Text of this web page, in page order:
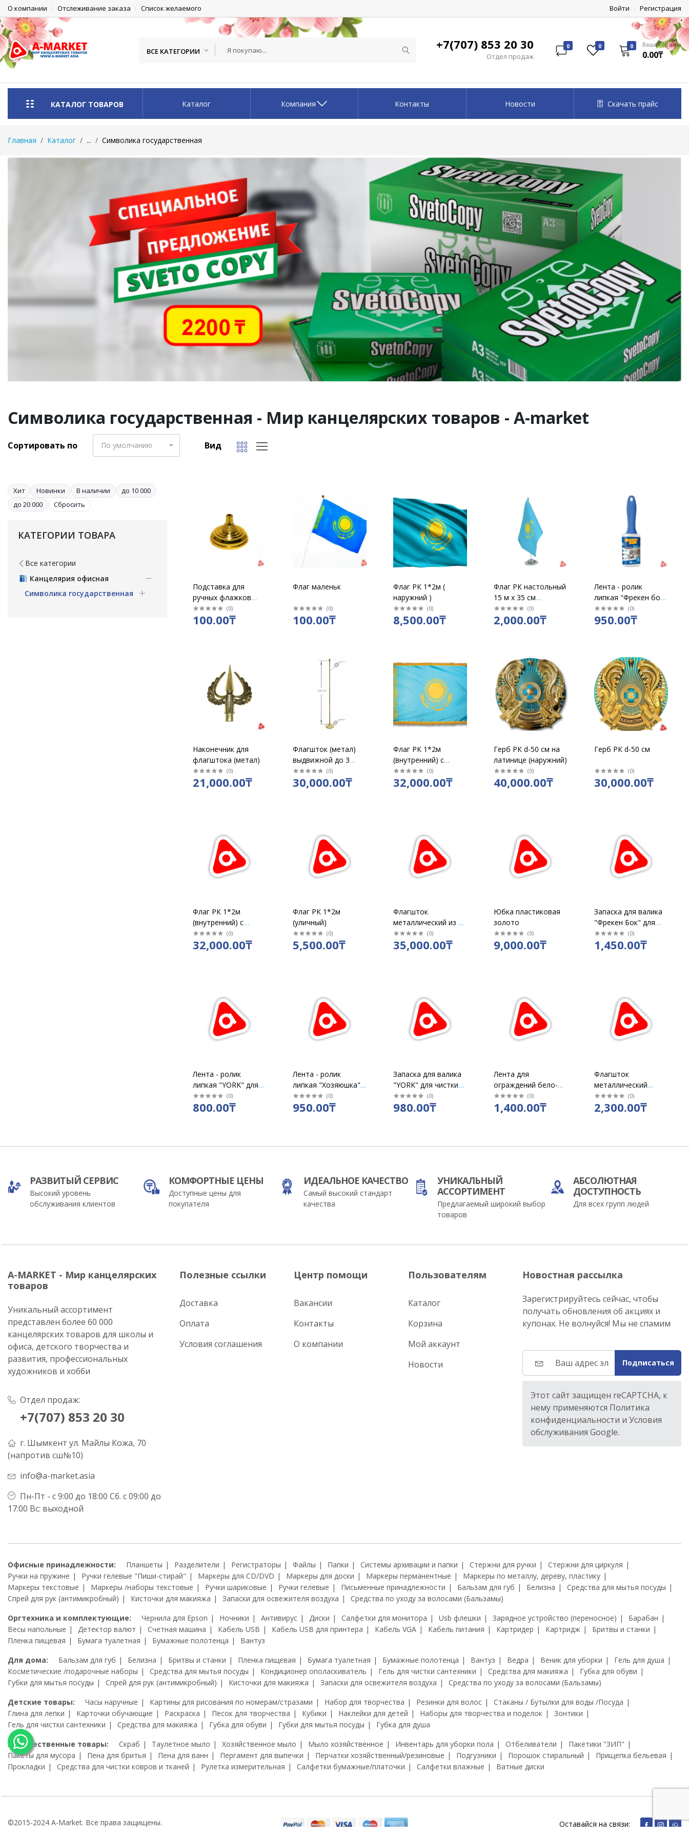
О компании Отслеживание заказа Список желаемого Войти Регистрация
ВСЕ КАТЕГОРИИ +7(707) 853 20 30
Отдел продаж
0 0 0 Ваша корзина
0.00₸
КАТАЛОГ ТОВАРОВ Каталог Компания Контакты Новости Скачать прайс
Главная Каталог ... Символика государственная
Символика государственная - Мир канцелярских товаров - A-market
Сортировать по По умолчанию Вид
Хит Новинки В наличии
до 10 000
до 20 000
Сбросить
КАТЕГОРИИ ТОВАРА
Все категории
Канцелярия офисная
Символика государственная
Подставка для
ручных флажков
круглая пластик
(0)
100.00₸
Флаг маленьк
(0)
100.00₸
Флаг РК 1*2м (
наружний )
(0)
8,500.00₸
Флаг РК настольный
15 м х 35 см
Казахстан
(0)
2,000.00₸
Лента - ролик
липкая "Фрекен бок"
для чистки одежды /
5 м, 36 листов
(0)
950.00₸
Наконечник для
флагштока (метал)
(0)
21,000.00₸
Флагшток (метал)
выдвижной до 3
метров
(0)
30,000.00₸
Флаг РК 1*2м
(внутренний) с
апликацией
(0)
32,000.00₸
Герб РК d-50 см на
латинице (наружний)
(0)
40,000.00₸
Герб РК d-50 см
(0)
30,000.00₸
Флаг РК 1*2м
(внутренний) с
апликацией
(0)
32,000.00₸
Флаг РК 1*2м
(уличный)
(0)
5,500.00₸
Флагшток
металлический из 2х
частей (металл
плотный)
(0)
35,000.00₸
Юбка пластиковая
золото
(0)
9,000.00₸
Запаска для валика
"Фрекен Бок" для
чистки одежды /уп 2
шт / 36л х 5м / 5396
(0)
1,450.00₸
Лента - ролик
липкая "YORK" для
чистки одежды /20
листов/ 068100
(0)
800.00₸
Лента - ролик
липкая "Хозяюшка"
для чистки одежды/
47003
(0)
950.00₸
Запаска для валика
"YORK" для чистки
одежды /уп 2 шт
/068010
(0)
980.00₸
Лента для
ограждений бело-
красная "LIT"
инструмент
(0)
1,400.00₸
Флагшток
металлический
настольный
одинарный
(0)
2,300.00₸
РАЗВИТЫЙ СЕРВИС
Высокий уровень
обслуживания клиентов
КОМФОРТНЫЕ ЦЕНЫ
Доступные цены для
покупателя
ИДЕАЛЬНОЕ КАЧЕСТВО
Самый высокий стандарт
качества
УНИКАЛЬНЫЙ
АССОРТИМЕНТ
Предлагаемый широкий выбор
товаров
АБСОЛЮТНАЯ
ДОСТУПНОСТЬ
Для всех групп людей
A-MARKET - Мир канцелярских
товаров
Уникальный ассортимент
представлен более 60 000
канцелярских товаров для школы и
офиса, детского творчества и
развития, профессиональных
художников и хобби
Отдел продаж:
+7(707) 853 20 30
г. Шымкент ул. Майлы Кожа, 70
(напротив сш№10)
info@a-market.asia
Пн-Пт - с 9:00 до 18:00 Сб. с 09:00 до
17:00 Вс: выходной
Полезные ссылки
Доставка
Оплата
Условия соглашения
Центр помощи
Вакансии
Контакты
О компании
Пользователям
Каталог
Корзина
Мой аккаунт
Новости
Новостная рассылка
Зарегистрируйтесь сейчас, чтобы
получать обновления об акциях и
купонах. Не волнуйся! Мы не спамим
Подписаться
Этот сайт защищен reCAPTCHA, к
нему применяются Политика
конфиденциальности и Условия
обслуживания Google.
Офисные принадлежности: Планшеты Разделители Регистраторы Файлы Папки Системы архивации и папки Стержни для ручки
Стержни для циркуля
Ручки на пружине
Ручки гелевые "Пиши-стирай" Маркеры для CD/DVD Маркеры для доски Маркеры перманентные
Маркеры по металлу, дереву, пластику
Маркеры текстовые
Маркеры /наборы текстовые Ручки шариковые Ручки гелевые Письменные принадлежности Бальзам для губ Белизна
Средства для мытья посуды
Спрей для рук (антимикробный)
Кисточки для макияжа Запаски для освежителя воздуха
Средства по уходу за волосами (Бальзамы)
Оргтехника и комплектующие:
Чернила для Epson Ночники Антивирус Диски Салфетки для монитора Usb флешки Зарядное устройство (переносное)
Барабан
Весы напольные
Детектор валют Счетная машина Кабель USB Кабель USB для принтера Кабель VGA Кабель питания Картридер Картридж
Бритвы и станки
Пленка пищевая
Бумага туалетная Бумажные полотенца
Вантуз
Для дома:
Бальзам для губ Белизна Бритвы и станки Пленка пищевая Бумага туалетная Бумажные полотенца Вантуз Ведра Веник для уборки
Гель для душа
Косметические /подарочные наборы
Средства для мытья посуды Кондиционер ополаскиватель Гель для чистки сантехники Средства для макияжа
Губка для обуви
Губки для мытья посуды
Спрей для рук (антимикробный) Кисточки для макияжа Запаски для освежителя воздуха
Средства по уходу за волосами (Бальзамы)
Детские товары:
Часы наручные Картины для рисования по номерам/стразами Набор для творчества Резинки для волос
Стаканы / Бутылки для воды /Посуда
Глина для лепки
Карточки обучающие Раскраска Песок для творчества Кубики Наклейки для детей Наборы для творчества и поделок
Зонтики
Гель для чистки сантехники
Средства для макияжа Губка для обуви Губки для мытья посуды
Губка для душа
Художественные товары:
Скраб Таулетное мыло Хозяйственное мыло Мыло хозяйственное Инвентарь для уборки пола Отбеливатели
Пакетики "ЗИП"
Пакеты для мусора
Пена для бритья Пена для ванн Пергамент для выпечки Перчатки хозяйственный/резиновые Подгузники Порошок стиральный
Прищепка бельевая
Прокладки
Средства для чистки ковров и тканей Рулетка измерительная Салфетки бумажные/платочки Салфетки влажные Ватные диски
©2015-2024 A-Market. Все права защищены. Оставайся на связи: